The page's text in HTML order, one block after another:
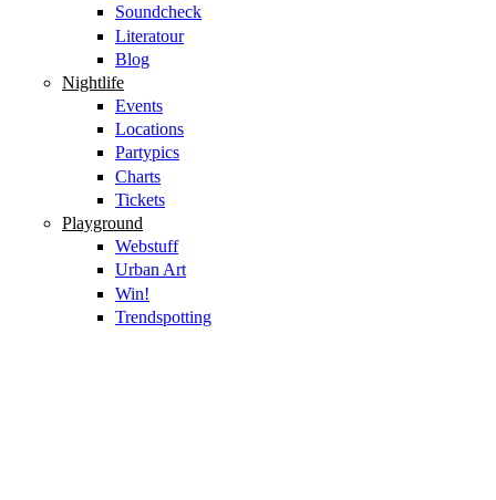
Soundcheck
Literatour
Blog
Nightlife
Events
Locations
Partypics
Charts
Tickets
Playground
Webstuff
Urban Art
Win!
Trendspotting